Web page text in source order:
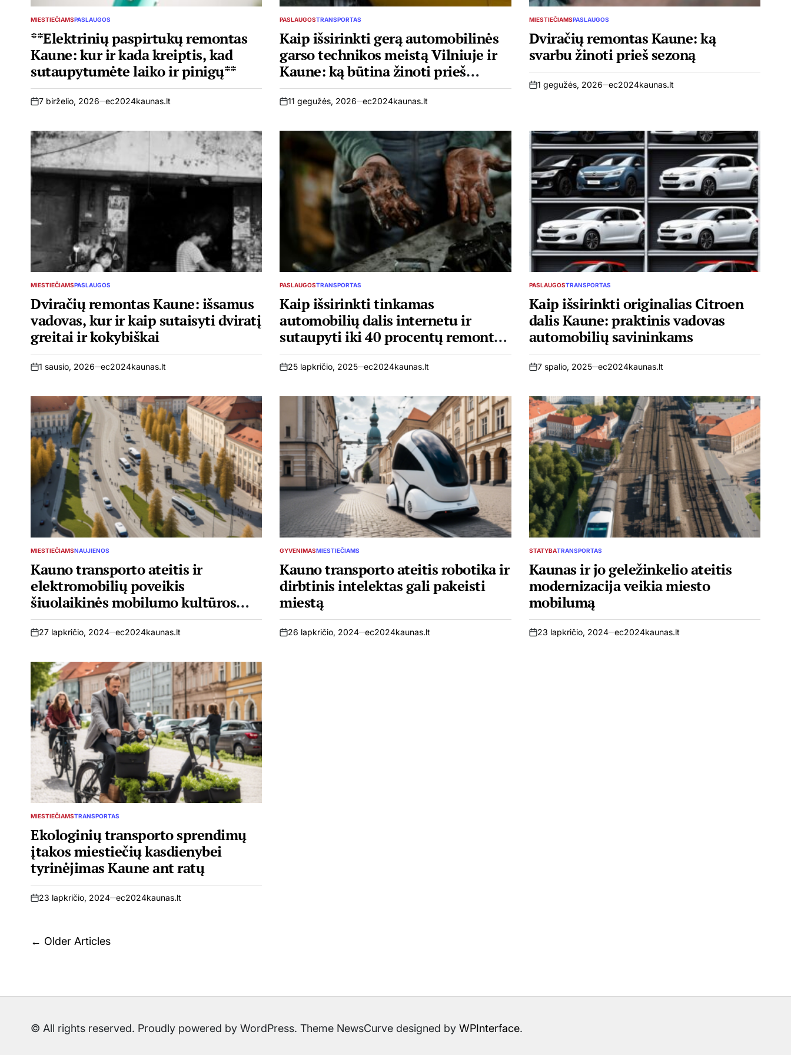
POSTED
IN
MIESTIEČIAMSPASLAUGOS
**Elektrinių paspirtukų remontas
Kaune: kur ir kada kreiptis, kad
sutaupytumėte laiko ir pinigų**
on
7 birželio, 2026 ec2024kaunas.lt
POSTED
PASLAUGOSTRANSPORTAS
Kaip išsirinkti gerą automobilinės
garso technikos meistą Vilniuje ir
Kaune: ką būtina žinoti prieš
atiduodant remontuoti
on
11 gegužės, 2026 ec2024kaunas.lt
POSTED
MIESTIEČIAMSPASLAUGOS
Dviračių remontas Kaune: ką
svarbu žinoti prieš sezoną
on
1 gegužės, 2026 ec2024kaunas.lt
POSTED
MIESTIEČIAMSPASLAUGOS
Dviračių remontas Kaune: išsamus
vadovas, kur ir kaip sutaisyti dviratį
greitai ir kokybiškai
on
1 sausio, 2026 ec2024kaunas.lt
POSTED
PASLAUGOSTRANSPORTAS
Kaip išsirinkti tinkamas
automobilių dalis internetu ir
sutaupyti iki 40 procentų remonto
išlaidų
on
25 lapkričio, 2025 ec2024kaunas.lt
POSTED
PASLAUGOSTRANSPORTAS
Kaip išsirinkti originalias Citroen
dalis Kaune: praktinis vadovas
automobilių savininkams
on
7 spalio, 2025 ec2024kaunas.lt
POSTED
MIESTIEČIAMSNAUJIENOS
Kauno transporto ateitis ir
elektromobilių poveikis
šiuolaikinės mobilumo kultūros
formavimui
on
27 lapkričio, 2024 ec2024kaunas.lt
POSTED
GYVENIMASMIESTIEČIAMS
Kauno transporto ateitis robotika ir
dirbtinis intelektas gali pakeisti
miestą
on
26 lapkričio, 2024 ec2024kaunas.lt
POSTED
STATYBATRANSPORTAS
Kaunas ir jo geležinkelio ateitis
modernizacija veikia miesto
mobilumą
on
23 lapkričio, 2024 ec2024kaunas.lt
POSTED
MIESTIEČIAMSTRANSPORTAS
Ekologinių transporto sprendimų
įtakos miestiečių kasdienybei
tyrinėjimas Kaune ant ratų
on
23 lapkričio, 2024 ec2024kaunas.lt
Navigacija
← Older Articles
© All rights reserved. Proudly powered by WordPress. Theme NewsCurve designed by WPInterface.